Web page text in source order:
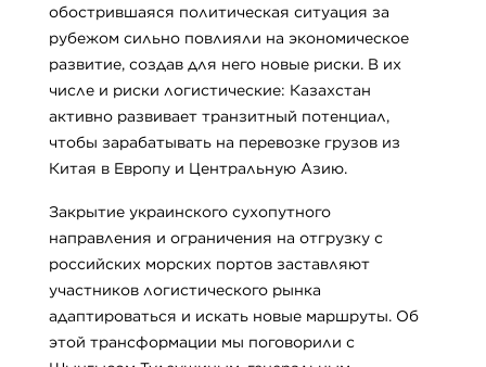
обострившаяся политическая ситуация за
рубежом сильно повлияли на экономическое
развитие, создав для него новые риски. В их
числе и риски логистические: Казахстан
активно развивает транзитный потенциал,
чтобы зарабатывать на перевозке грузов из
Китая в Европу и Центральную Азию.
Закрытие украинского сухопутного
направления и ограничения на отгрузку с
российских морских портов заставляют
участников логистического рынка
адаптироваться и искать новые маршруты. Об
этой трансформации мы поговорили с